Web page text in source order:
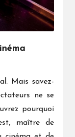
Mais savez-
ne se
pourquoi
maître de